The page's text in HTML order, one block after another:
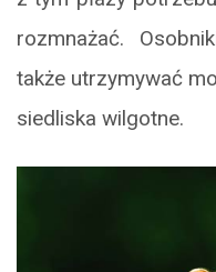
rozmnażać.
także utrzymywać
siedliska wilgotne.